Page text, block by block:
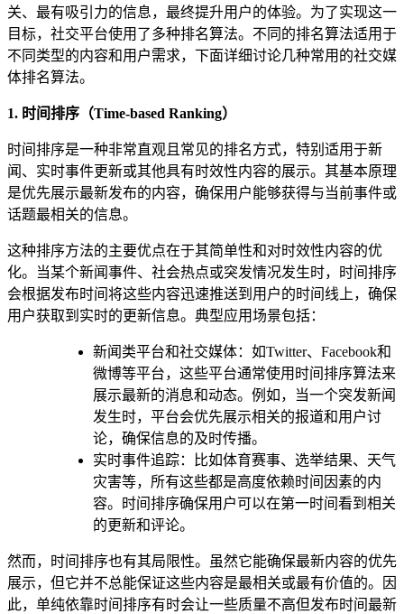
关、最有吸引力的信息，最终提升用户的体验。为了实现这一
目标，社交平台使用了多种排名算法。不同的排名算法适用于
不同类型的内容和用户需求，下面详细讨论几种常用的社交媒
体排名算法。
1. 时间排序（Time-based Ranking）
时间排序是一种非常直观且常见的排名方式，特别适用于新
闻、实时事件更新或其他具有时效性内容的展示。其基本原理
是优先展示最新发布的内容，确保用户能够获得与当前事件或
话题最相关的信息。
这种排序方法的主要优点在于其简单性和对时效性内容的优
化。当某个新闻事件、社会热点或突发情况发生时，时间排序
会根据发布时间将这些内容迅速推送到用户的时间线上，确保
用户获取到实时的更新信息。典型应用场景包括：
新闻类平台和社交媒体：如Twitter、Facebook和
微博等平台，这些平台通常使用时间排序算法来
展示最新的消息和动态。例如，当一个突发新闻
发生时，平台会优先展示相关的报道和用户讨
论，确保信息的及时传播。
实时事件追踪：比如体育赛事、选举结果、天气
灾害等，所有这些都是高度依赖时间因素的内
容。时间排序确保用户可以在第一时间看到相关
的更新和评论。
然而，时间排序也有其局限性。虽然它能确保最新内容的优先
展示，但它并不总能保证这些内容是最相关或最有价值的。因
此，单纯依靠时间排序有时会让一些质量不高但发布时间最新